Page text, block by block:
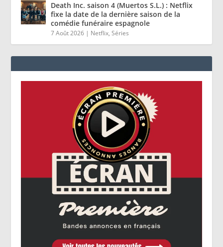
Death Inc. saison 4 (Muertos S.L.) : Netflix
fixe la date de la dernière saison de la
comédie funéraire espagnole
7 Août 2026 | Netflix,Séries